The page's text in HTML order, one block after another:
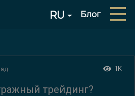
RU Блог
1K
трейдинг?